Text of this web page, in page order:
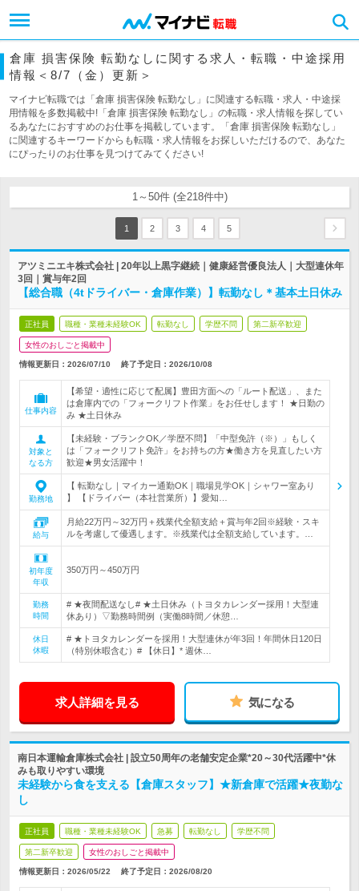
倉庫 損害保険 転勤なしに関する求人・転職・中途採用
情報＜8/7（金）更新＞
マイナビ転職では「倉庫 損害保険 転勤なし」に関連する転職・求人・中途採
用情報を多数掲載中!「倉庫 損害保険 転勤なし」の転職・求人情報を探してい
るあなたにおすすめのお仕事を掲載しています。「倉庫 損害保険 転勤なし」
に関連するキーワードからも転職・求人情報をお探しいただけるので、あなた
にぴったりのお仕事を見つけてみてください!
1～50件 (全218件中)
1 2 3 4 5
アツミニエキ株式会社 | 20年以上黒字継続｜健康経営優良法人｜大型連休年
3回｜賞与年2回
【総合職（4tドライバー・倉庫作業）】転勤なし＊基本土日休み
正社員 職種・業種未経験OK 転勤なし 学歴不問 第二新卒歓迎
女性のおしごと掲載中
情報更新日：2026/07/10 終了予定日： 2026/10/08
仕事内容
【希望・適性に応じて配属】豊田方面への「ルート配送」、また
は倉庫内での「フォークリフト作業」をお任せします！ ★日勤の
み ★土日休み
対象と
なる方
【未経験・ブランクOK／学歴不問】「中型免許（※）」もしく
は「フォークリフト免許」をお持ちの方★働き方を見直したい方
歓迎★男女活躍中！
勤務地
【 転勤なし｜マイカー通勤OK｜職場見学OK｜シャワー室あり
】 【ドライバー（本社営業所）】愛知…
給与
月給22万円～32万円＋残業代全額支給＋賞与年2回※経験・スキ
ルを考慮して優遇します。※残業代は全額支給しています。…
初年度
年収
350万円～450万円
勤務
時間
# ★夜間配送なし# ★土日休み（トヨタカレンダー採用！大型連
休あり）▽勤務時間例（実働8時間／休憩…
休日
休暇
# ★トヨタカレンダーを採用！大型連休が年3回！年間休日120日
（特別休暇含む）# 【休日】* 週休…
求人詳細を見る 気になる
南日本運輸倉庫株式会社 | 設立50周年の老舗安定企業*20～30代活躍中*休
みも取りやすい環境
未経験から食を支える【倉庫スタッフ】★新倉庫で活躍★夜勤な
し
正社員 職種・業種未経験OK 急募 転勤なし 学歴不問
第二新卒歓迎 女性のおしごと掲載中
情報更新日：2026/05/22 終了予定日： 2026/08/20